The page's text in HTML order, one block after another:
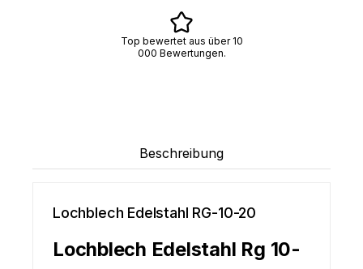
Top bewertet aus über 10
000 Bewertungen.
Beschreibung
Lochblech Edelstahl RG-10-20
Lochblech Edelstahl Rg 10-